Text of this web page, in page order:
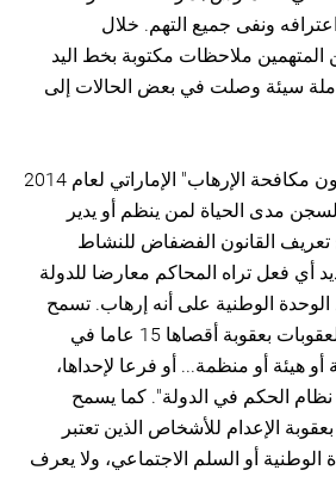
ونفى جميع التهم. خلال
سرّب 22 من المتهمين ملاحظات مكتوبة بخط اليد
سيئة وصلت في بعض الحالات إلى
تنص المادة 21 من "قانون مكافحة الإرهاب" الإماراتي لعام 2014
مدى الحياة لمن ينظم أو يدير
تعريف القانون الفضفاض للنشاط
أي فعل تراه المحاكم معارضا للدولة
الوحدة الوطنية على أنه إرهاب. تسمح
المادة 180 من قانون العقوبات بعقوبة أقصاها 15 عاما في
هيئة أو منظمة... أو فرعا لإحداها،
الحكم في الدولة". كما يسمح
الإعدام للأشخاص الذين تعتبر
أو السلم الاجتماعي، ولا يعرف